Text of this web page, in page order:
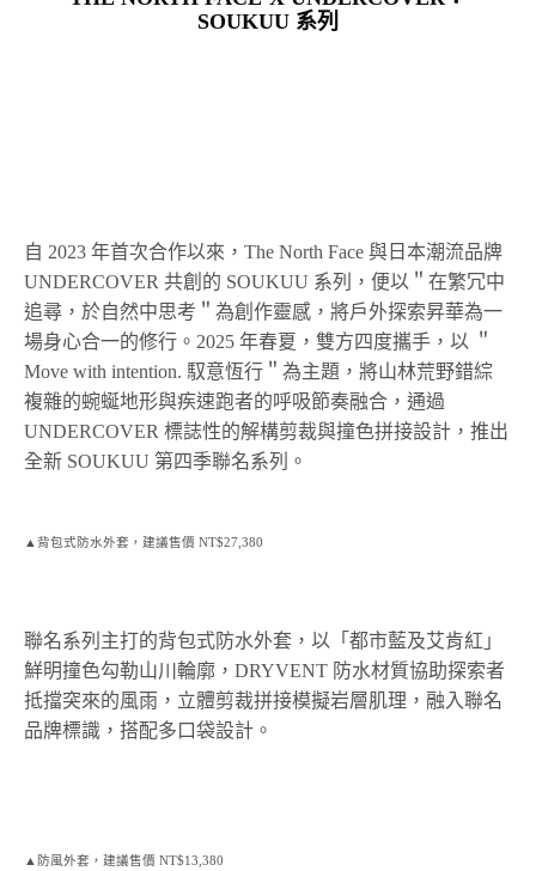
SOUKUU 系列
自 2023 年首次合作以來，The North Face 與日本潮流品牌
UNDERCOVER 共創的 SOUKUU 系列，便以＂在繁冗中
追尋，於自然中思考＂為創作靈感，將戶外探索昇華為一
場身心合一的修行。2025 年春夏，雙方四度攜手，以 ＂
Move with intention. 馭意恆行＂為主題，將山林荒野錯綜
複雜的蜿蜒地形與疾速跑者的呼吸節奏融合，通過
UNDERCOVER 標誌性的解構剪裁與撞色拼接設計，推出
全新 SOUKUU 第四季聯名系列。
▲背包式防水外套，建議售價 NT$27,380
聯名系列主打的背包式防水外套，以「都市藍及艾肯紅」
鮮明撞色勾勒山川輪廓，DRYVENT 防水材質協助探索者
抵擋突來的風雨，立體剪裁拼接模擬岩層肌理，融入聯名
品牌標識，搭配多口袋設計。
▲防風外套，建議售價 NT$13,380